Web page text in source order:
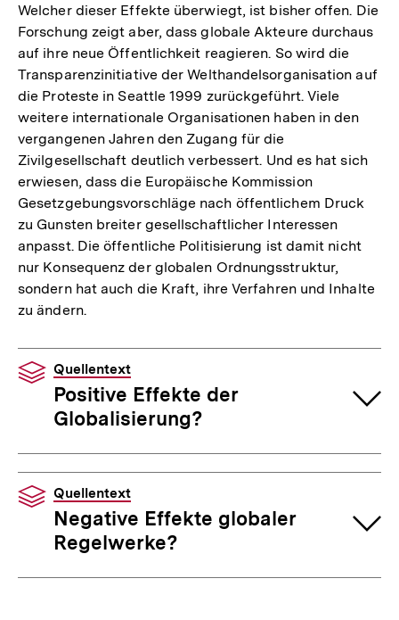
Welcher dieser Effekte überwiegt, ist bisher offen. Die
Forschung zeigt aber, dass globale Akteure durchaus
auf ihre neue Öffentlichkeit reagieren. So wird die
Transparenzinitiative der Welthandelsorganisation auf
die Proteste in Seattle 1999 zurückgeführt. Viele
weitere internationale Organisationen haben in den
vergangenen Jahren den Zugang für die
Zivilgesellschaft deutlich verbessert. Und es hat sich
erwiesen, dass die Europäische Kommission
Gesetzgebungsvorschläge nach öffentlichem Druck
zu Gunsten breiter gesellschaftlicher Interessen
anpasst. Die öffentliche Politisierung ist damit nicht
nur Konsequenz der globalen Ordnungsstruktur,
sondern hat auch die Kraft, ihre Verfahren und Inhalte
zu ändern.
Quellentext
Positive Effekte der
Globalisierung?
Quellentext
Negative Effekte globaler
Regelwerke?